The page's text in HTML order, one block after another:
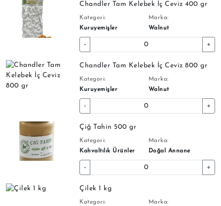
Chandler Tam Kelebek İç Ceviz 400 gr
Kategori:
Kuruyemişler
Marka:
Walnut
- +
Chandler Tam Kelebek İç Ceviz 800 gr
Kategori:
Kuruyemişler
Marka:
Walnut
- +
Çiğ Tahin 500 gr
Kategori:
Kahvaltılık Ürünler
Marka:
Doğal Annane
- +
Çilek 1 kg
Kategori:
Marka: